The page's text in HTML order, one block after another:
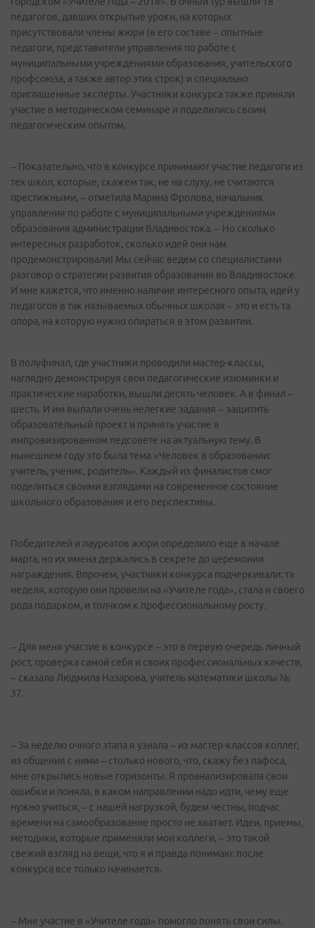
педагогов, давших открытые уроки, на которых
присутствовали члены жюри (в его составе – опытные
педагоги, представители управления по работе с
муниципальными учреждениями образования, учительского
профсоюза, а также автор этих строк) и специально
приглашенные эксперты. Участники конкурса также приняли
участие в методическом семинаре и поделились своим
педагогическим опытом.
– Показательно, что в конкурсе принимают участие педагоги из
тех школ, которые, скажем так, не на слуху, не считаются
престижными, – отметила Марина Фролова, начальник
управления по работе с муниципальными учреждениями
образования администрации Владивостока. – Но сколько
интересных разработок, сколько идей они нам
продемонстрировали! Мы сейчас ведем со специалистами
разговор о стратегии развития образования во Владивостоке.
И мне кажется, что именно наличие интересного опыта, идей у
педагогов в так называемых обычных школах – это и есть та
опора, на которую нужно опираться в этом развитии.
В полуфинал, где участники проводили мастер-классы,
наглядно демонстрируя свои педагогические изюминки и
практические наработки, вышли десять человек. А в финал –
шесть. И им выпали очень нелегкие задания – защитить
образовательный проект и принять участие в
импровизированном педсовете на актуальную тему. В
нынешнем году это была тема «Человек в образовании:
учитель, ученик, родитель». Каждый из финалистов смог
поделиться своими взглядами на современное состояние
школьного образования и его перспективы.
Победителей и лауреатов жюри определило еще в начале
марта, но их имена держались в секрете до церемонии
награждения. Впрочем, участники конкурса подчеркивали: та
неделя, которую они провели на «Учителе года», стала и своего
рода подарком, и толчком к профессиональному росту.
– Для меня участие в конкурсе – это в первую очередь личный
рост, проверка самой себя и своих профессиональных качеств,
– сказала Людмила Назарова, учитель математики школы №
37.
– За неделю очного этапа я узнала – из мастер-классов коллег,
из общения с ними – столько нового, что, скажу без пафоса,
мне открылись новые горизонты. Я проанализировала свои
ошибки и поняла, в каком направлении надо идти, чему еще
нужно учиться, – с нашей нагрузкой, будем честны, подчас
времени на самообразование просто не хватает. Идеи, приемы,
методики, которые применяли мои коллеги, – это такой
свежий взгляд на вещи, что я и правда понимаю: после
конкурса все только начинается.
– Мне участие в «Учителе года» помогло понять свои силы.